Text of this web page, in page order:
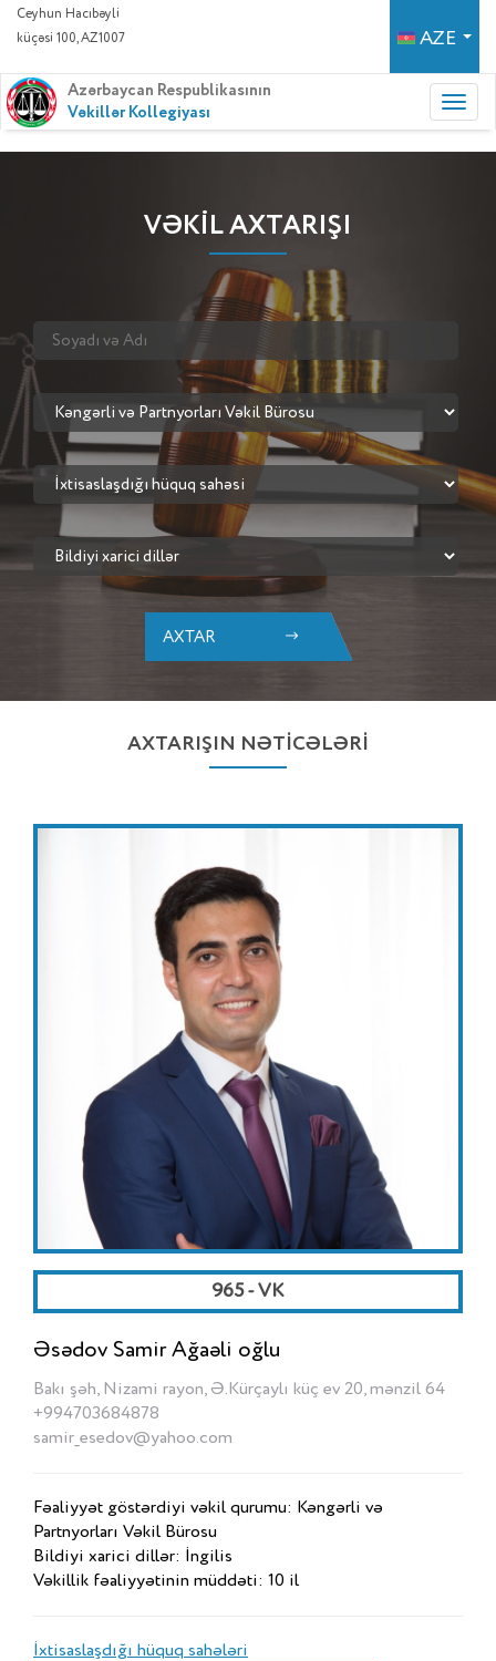
Ceyhun Hacıbəyli
küçəsi 100, AZ1007
AZE
Azərbaycan Respublikasının
Vəkillər Kollegiyası
VƏKİL AXTARIŞI
AXTAR
AXTARIŞIN NƏTİCƏLƏRİ
965 - VK
Əsədov Samir Ağaəli oğlu
Bakı şəh, Nizami rayon, Ə.Kürçaylı küç ev 20, mənzil 64
+994703684878
samir_esedov@yahoo.com
Fəaliyyət göstərdiyi vəkil qurumu: Kəngərli və
Partnyorları Vəkil Bürosu
Bildiyi xarici dillər: İngilis
Vəkillik fəaliyyətinin müddəti: 10 il
İxtisaslaşdığı hüquq sahələri